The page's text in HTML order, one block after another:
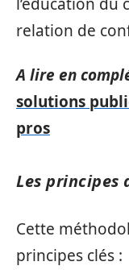
relation de
A lire en
solutions
pros
Les principes
Cette
principes clés :